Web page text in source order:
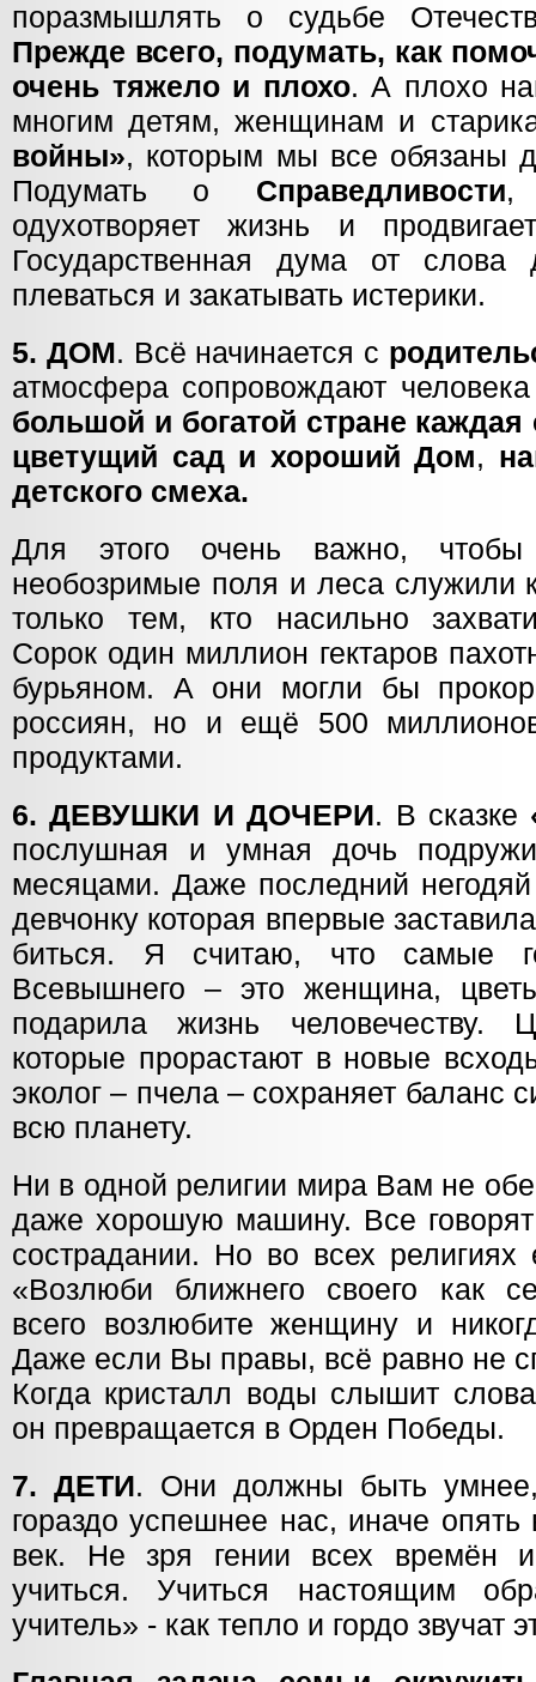
поразмышлять о судьбе
Прежде всего, подумать, как
очень тяжело и плохо. А плохо
многим детям, женщинам и
войны», которым мы все обязаны
Подумать о Справедливости,
одухотворяет жизнь и
Государственная дума от
плеваться и закатывать истерики.
5. ДОМ. Всё начинается с
атмосфера сопровождают
большой и богатой стране
цветущий сад и хороший Дом,
детского смеха.
Для этого очень важно,
необозримые поля и леса служили
только тем, кто насильно
Сорок один миллион гектаров
бурьяном. А они могли бы
россиян, но и ещё 500
продуктами.
6. ДЕВУШКИ И ДОЧЕРИ. В сказке
послушная и умная дочь
месяцами. Даже последний
девчонку которая впервые
биться. Я считаю, что самые
Всевышнего – это женщина,
подарила жизнь человечеству.
которые прорастают в новые
эколог – пчела – сохраняет баланс
всю планету.
Ни в одной религии мира Вам не
даже хорошую машину. Все
сострадании. Но во всех религиях
«Возлюби ближнего своего как
всего возлюбите женщину и
Даже если Вы правы, всё равно не
Когда кристалл воды слышит
он превращается в Орден Победы.
7. ДЕТИ. Они должны быть
гораздо успешнее нас, иначе
век. Не зря гении всех времён
учиться. Учиться настоящим
учитель» - как тепло и гордо звучат